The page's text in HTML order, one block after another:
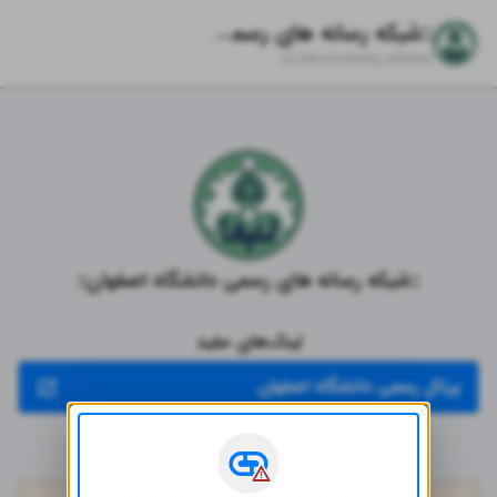
::شبکه رسانه های رسمی دانشگاه اصفهان::
::شبکه رسانه های رسمی دانشگاه اصفهان::
لینک‌های مفید
پرتال رسمی دانشگاه اصفهان
ارتباط سریع و آسان